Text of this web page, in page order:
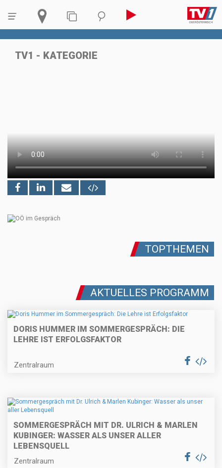
TV1 - KATEGORIE
TOPTHEMEN
AKTUELLES PROGRAMM
DORIS HUMMER IM SOMMERGESPRÄCH: DIE
LEHRE IST ERFOLGSFAKTOR
Zentralraum
SOMMERGESPRÄCH MIT DR. ULRICH & MARLEN
KUBINGER: WASSER ALS UNSER ALLER
LEBENSQUELL
Zentralraum